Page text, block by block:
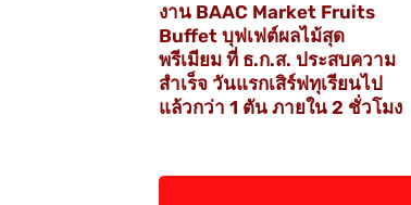
งาน BAAC Market Fruits
Buffet บุฟเฟต์ผลไม้สุด
พรีเมียม ที่ ธ.ก.ส. ประสบความ
สำเร็จ วันแรกเสิร์ฟทุเรียนไป
แล้วกว่า 1 ตัน ภายใน 2 ชั่วโมง